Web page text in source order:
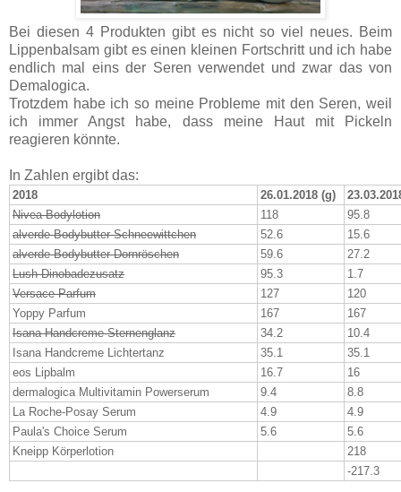
Bei diesen 4 Produkten gibt es nicht so viel neues. Beim
Lippenbalsam gibt es einen kleinen Fortschritt und ich habe
endlich mal eins der Seren verwendet und zwar das von
Demalogica.
Trotzdem habe ich so meine Probleme mit den Seren, weil
ich immer Angst habe, dass meine Haut mit Pickeln
reagieren könnte.
In Zahlen ergibt das:
2018 26.01.2018 (g)
Nivea Bodylotion
118
95.8
alverde Bodybutter Schneewittchen
52.6
15.6
alverde Bodybutter Dornröschen
59.6
27.2
Lush Dinobadezusatz
95.3
1.7
Versace Parfum
127
120
Yoppy Parfum
167
167
Isana Handcreme Sternenglanz
34.2
10.4
Isana Handcreme Lichtertanz
35.1
35.1
eos Lipbalm
16.7
16
dermalogica Multivitamin Powerserum
9.4
8.8
La Roche-Posay Serum
4.9
4.9
Paula's Choice Serum
5.6
5.6
Kneipp Körperlotion
218
-217.3